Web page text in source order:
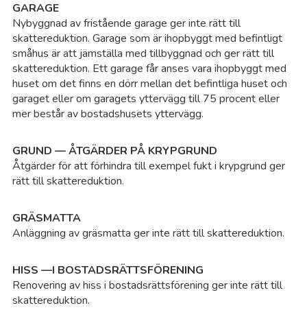
GARAGE
Nybyggnad av fristående garage ger inte rätt till
skattereduktion. Garage som är ihopbyggt med befintligt
småhus är att jämställa med tillbyggnad och ger rätt till
skattereduktion. Ett garage får anses vara ihopbyggt med
huset om det finns en dörr mellan det befintliga huset och
garaget eller om garagets yttervägg till 75 procent eller
mer består av bostadshusets yttervägg.
GRUND — ÅTGÄRDER PÅ KRYPGRUND
Åtgärder för att förhindra till exempel fukt i krypgrund ger
rätt till skattereduktion.
GRÄSMATTA
Anläggning av gräsmatta ger inte rätt till skattereduktion.
HISS —I BOSTADSRÄTTSFÖRENING
Renovering av hiss i bostadsrättsförening ger inte rätt till
skattereduktion.